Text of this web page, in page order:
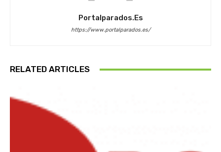
Portalparados.es
https://www.portalparados.es/
RELATED ARTICLES